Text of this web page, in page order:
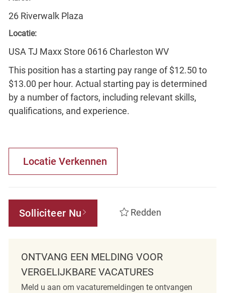
26 Riverwalk Plaza
Locatie:
USA TJ Maxx Store 0616 Charleston WV
This position has a starting pay range of $12.50 to
$13.00 per hour. Actual starting pay is determined
by a number of factors, including relevant skills,
qualifications, and experience.
Locatie Verkennen
Solliciteer Nu Redden
ONTVANG EEN MELDING VOOR
VERGELIJKBARE VACATURES
Meld u aan om vacaturemeldingen te ontvangen